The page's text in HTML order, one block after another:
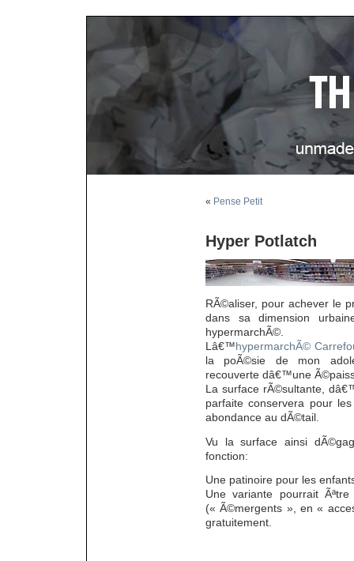
« Pense Petit
Hyper Potlatch
RÃ©aliser, pour achever le
dans sa dimension
hypermarchÃ©.
Lâ€™hypermarchÃ©
la poÃ©sie de mon
recouverte dâ€™une
La surface rÃ©sultante,
parfaite conservera pour
abondance au dÃ©tail.
Vu la surface ainsi
fonction:
Une patinoire pour les
Une variante pourrait
(« Ã©mergents », en «
gratuitement.